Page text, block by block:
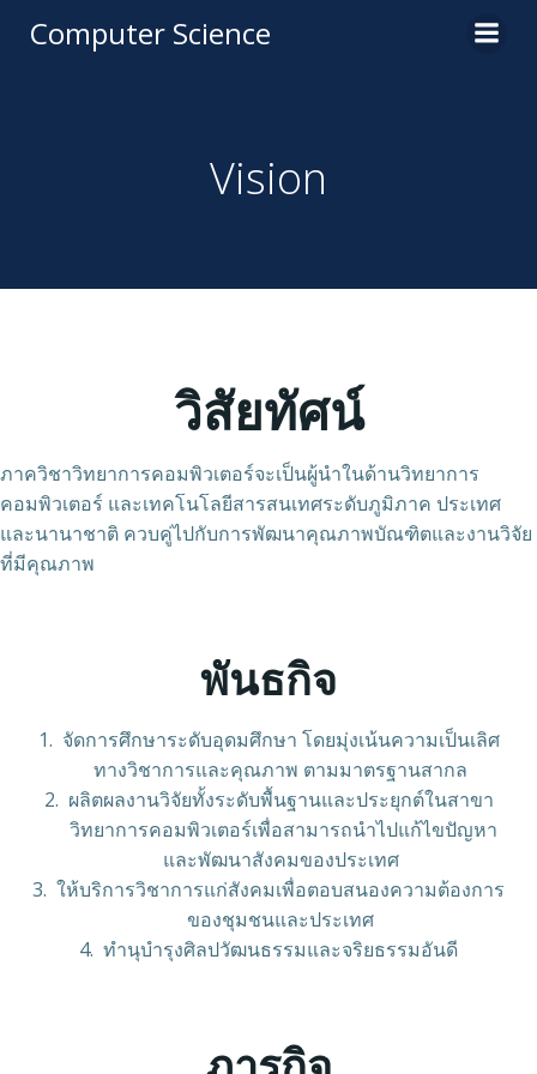
Computer Science
Vision
วิสัยทัศน์
ภาควิชาวิทยาการคอมพิวเตอร์จะเป็นผู้นำในด้านวิทยาการ
คอมพิวเตอร์ และเทคโนโลยีสารสนเทศระดับภูมิภาค ประเทศ
และนานาชาติ ควบคู่ไปกับการพัฒนาคุณภาพบัณฑิตและงานวิจัย
ที่มีคุณภาพ
พันธกิจ
1. จัดการศึกษาระดับอุดมศึกษา โดยมุ่งเน้นความเป็นเลิศ
ทางวิชาการและคุณภาพ ตามมาตรฐานสากล
2. ผลิตผลงานวิจัยทั้งระดับพื้นฐานและประยุกต์ในสาขา
วิทยาการคอมพิวเตอร์เพื่อสามารถนำไปแก้ไขปัญหา
และพัฒนาสังคมของประเทศ
3. ให้บริการวิชาการแก่สังคมเพื่อตอบสนองความต้องการ
ของชุมชนและประเทศ
4. ทำนุบำรุงศิลปวัฒนธรรมและจริยธรรมอันดี